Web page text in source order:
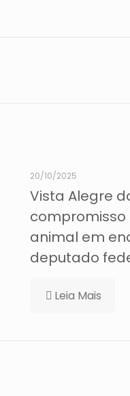
20/10/2025
Vista Alegre
animal em
deputado
Leia Mais